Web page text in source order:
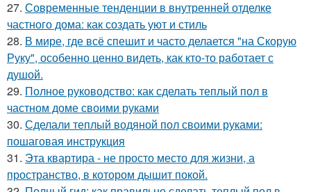
27. Современные тенденции в внутренней отделке
частного дома: как создать уют и стиль
28. В мире, где всё спешит и часто делается "на Скорую
Руку", особенно ценно видеть, как кто-то работает с
душой.
29. Полное руководство: как сделать теплый пол в
частном доме своими руками
30. Сделали теплый водяной пол своими руками:
пошаговая инструкция
31. Эта квартира - не просто место для жизни, а
пространство, в котором дышит покой.